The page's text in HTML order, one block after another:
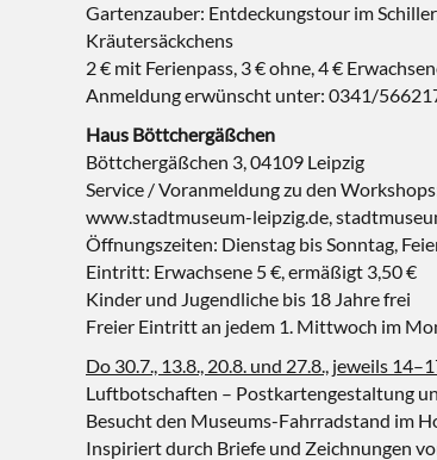
Gartenzauber: Entdeckungstour im
Kräutersäckchens
2 € mit Ferienpass, 3 € ohne, 4 €
Anmeldung erwünscht unter: 0341/
Haus Böttchergäßchen
Böttchergäßchen 3, 04109 Leipzig
Service / Voranmeldung zu den
www.stadtmuseum-leipzig.de,
Öffnungszeiten: Dienstag bis Sonntag,
Eintritt: Erwachsene 5 €, ermäßigt 3,50 €
Kinder und Jugendliche bis 18 Jahre frei
Freier Eintritt an jedem 1. Mittwoch im
Do 30.7., 13.8., 20.8. und 27.8., jeweils
Luftbotschaften – Postkartengestaltung
Besucht den Museums-Fahrradstand im
Inspiriert durch Briefe und Zeichnungen